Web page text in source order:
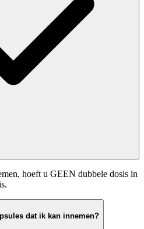
hoeft u GEEN dubbele dosis in
dat ik kan innemen?